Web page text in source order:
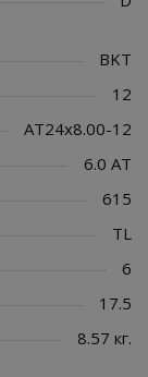
BKT
12
AT24x8.00-12
6.0 AT
615
TL
6
17.5
8.57 кг.